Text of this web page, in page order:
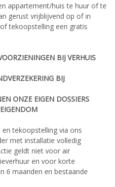
appartement/huis te huur of te
gerust vrijblijvend op of in
tekoopstelling een gratis
BIJ VERHUIS
BIJ
ONZE EIGEN DOSSIERS
tekoopstelling via ons
met installatie volledig
geldt niet voor air
en voor korte
6 maanden en bestaande